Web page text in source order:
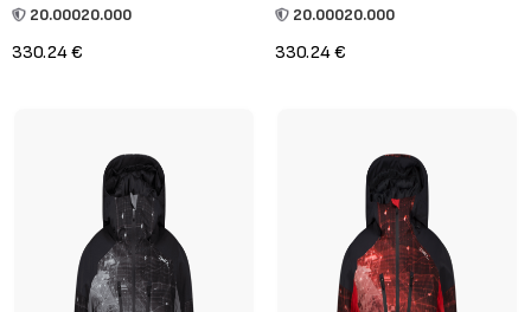
20.00020.000
330.24 €
20.00020.000
330.24 €